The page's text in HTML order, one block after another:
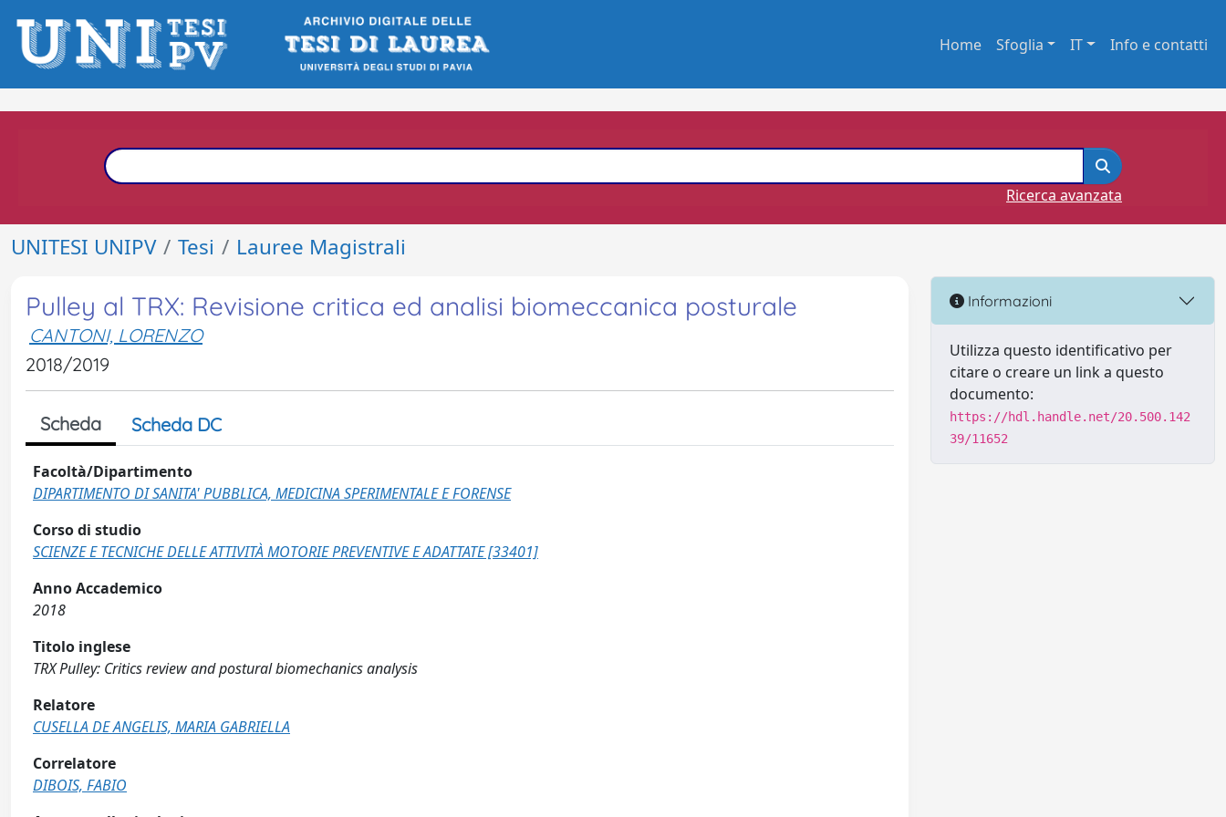
Home Sfoglia IT Info e contatti
Ricerca avanzata
UNITESI UNIPV Tesi Lauree Magistrali
Pulley al TRX: Revisione critica ed analisi biomeccanica posturale
CANTONI, LORENZO
2018/2019
Scheda Scheda DC
Facoltà/Dipartimento
DIPARTIMENTO DI SANITA' PUBBLICA, MEDICINA SPERIMENTALE E FORENSE
Corso di studio
SCIENZE E TECNICHE DELLE ATTIVITÀ MOTORIE PREVENTIVE E ADATTATE [33401]
Anno Accademico
2018
Titolo inglese
TRX Pulley: Critics review and postural biomechanics analysis
Relatore
CUSELLA DE ANGELIS, MARIA GABRIELLA
Correlatore
DIBOIS, FABIO
Informazioni
Utilizza questo identificativo per
citare o creare un link a questo
documento:
https://hdl.handle.net/20.500.142
39/11652